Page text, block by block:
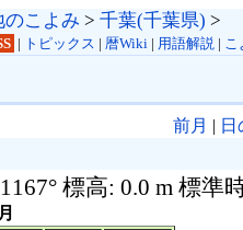
のこよみ > 千葉(千葉県) >
| トピックス | 暦Wiki| 用語解説| こ
前月 |
標高: 0.0 m 標準